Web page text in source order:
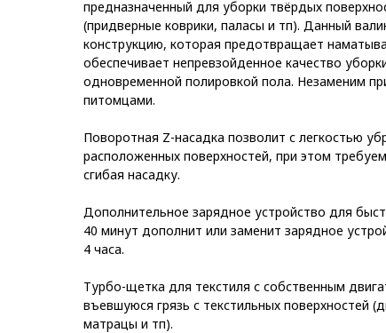
предназначенный для уборки твёрдых
(придверные коврики, паласы и тп). Данный
конструкцию, которая предотвращает
обеспечивает непревзойденное качество
одновременной полировкой пола. Незаменим
питомцами.
Поворотная Z-насадка позволит с легкостью
расположенных поверхностей, при этом
сгибая насадку.
Дополнительное зарядное устройство для
40 минут дополнит или заменит зарядное
4 часа.
Турбо-щетка для текстиля с собственным
въевшуюся грязь с текстильных поверхностей
матрацы и тп).